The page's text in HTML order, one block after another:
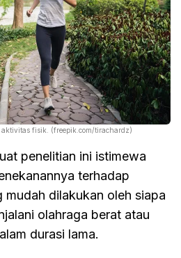
fisik. (freepik.com/tirachardz)
penelitian ini istimewa
terhadap
mudah dilakukan oleh siapa
olahraga berat atau
durasi lama.